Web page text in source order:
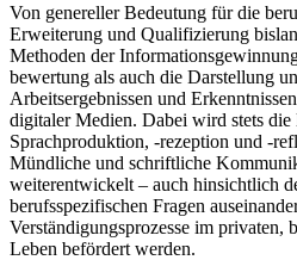
Von genereller Bedeutung für die
Erweiterung und Qualifizierung
Methoden der
bewertung als auch die Darstellung
Arbeitsergebnissen und
digitaler Medien. Dabei wird stets die
Sprachproduktion, -rezeption und -
Mündliche und schriftliche
weiterentwickelt – auch hinsichtlich
berufsspezifischen Fragen
Verständigungsprozesse im privaten,
Leben befördert werden.